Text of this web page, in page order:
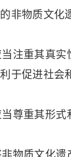
非物质文化
注重其真实
于促进社会
尊重其形式
物质文化遗